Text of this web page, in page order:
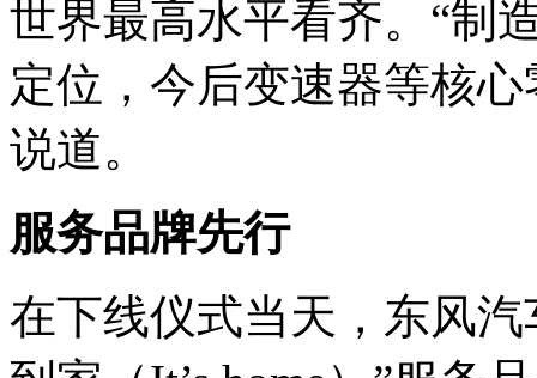
世界最高水平看齐。“制
定位，今后变速器等核
说道。
服务品牌先行
在下线仪式当天，东风